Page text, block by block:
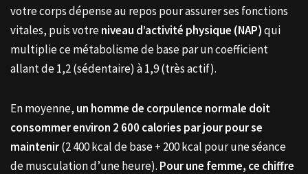
votre corps dépense au repos pour assurer ses fonctions
vitales, puis votreniveau d’activité physique (NAP)qui
multiplie ce métabolisme de base par un coefficient
allant de 1,2 (sédentaire) à 1,9 (très actif).
En moyenne, un homme de corpulence normale doit
consommer environ 2 600 calories par jour pour se
maintenir(2 400 kcal de base + 200 kcal pour une séance
de musculation d’une heure). Pour une femme, ce chiffre